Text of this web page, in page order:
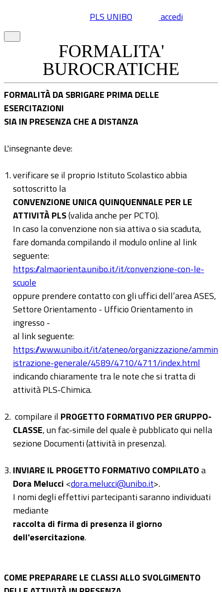
PLS UNIBO accedi
FORMALITA'
BUROCRATICHE
FORMALITÀ DA SBRIGARE PRIMA DELLE
ESERCITAZIONI
SIA IN PRESENZA CHE A DISTANZA
L'insegnante deve:
verificare se il proprio Istituto Scolastico abbia
sottoscritto la
CONVENZIONE UNICA QUINQUENNALE PER LE
ATTIVITÀ PLS(valida anche per PCTO).
In caso la convenzione non sia attiva o sia scaduta,
fare domanda compilando il modulo online al link
seguente:
https://almaorienta.unibo.it/it/convenzione-con-le-
scuole
oppure prendere contatto con gli uffici dell’area ASES,
Settore Orientamento - Ufficio Orientamento in
ingresso -
al link seguente:
https://www.unibo.it/it/ateneo/organizzazione/ammin
istrazione-generale/4589/4710/4711/index.html
indicando chiaramente tra le note che si tratta di
attività PLS-Chimica.
compilare il PROGETTO FORMATIVO PER GRUPPO-
CLASSE, un fac-simile del quale è pubblicato qui nella
sezione Documenti (attività in presenza).
INVIARE IL PROGETTO FORMATIVO COMPILATOa
Dora Melucci <dora.melucci@unibo.it>.
I nomi degli effettivi partecipanti saranno individuati
mediante
raccolta di firma di presenza il giorno
dell'esercitazione.
COME PREPARARE LE CLASSI ALLO SVOLGIMENTO